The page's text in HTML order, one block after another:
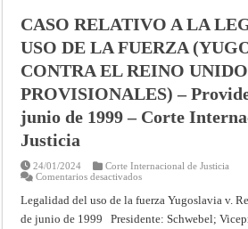
de
de
junio
de
1999
–
Corte
Internacional
de
CASO RELATIVO A LA
USO DE LA FUERZA
CONTRA EL REINO
PROVISIONALES) –
junio de 1999 – Corte
Justicia
24/01/2024
Corte Internacional de Justicia
Comentarios desactivadosen
RELATIVO
A
LA
Legalidad del uso de la fuerza Yugoslavia v.
de junio de 1999 Presidente: Schwebel;